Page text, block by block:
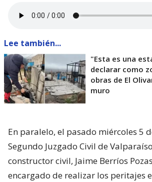
Lee también...
"Esta es una
declarar como
obras de El
muro
En paralelo, el pasado miércoles 5
Segundo Juzgado Civil de
constructor civil, Jaime Berríos
encargado de realizar los peritajes